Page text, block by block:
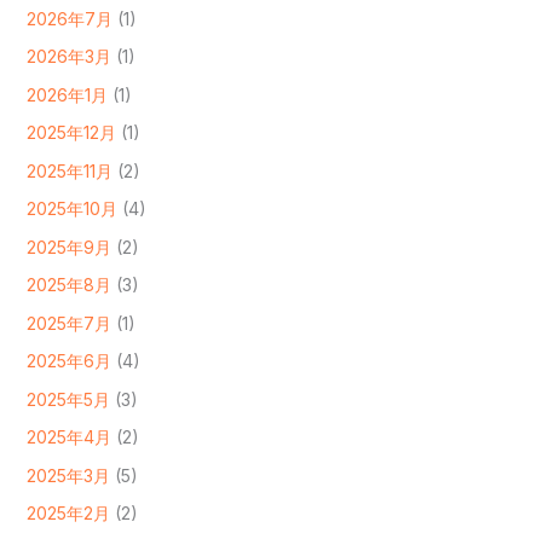
2026年7月 (1)
2026年3月 (1)
2026年1月 (1)
2025年12月 (1)
2025年11月 (2)
2025年10月 (4)
2025年9月 (2)
2025年8月 (3)
2025年7月 (1)
2025年6月 (4)
2025年5月 (3)
2025年4月 (2)
2025年3月 (5)
2025年2月 (2)